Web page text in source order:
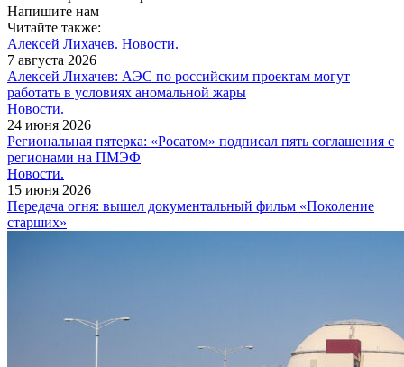
Напишите нам
Читайте также:
Алексей Лихачев. Новости.
7 августа 2026
Алексей Лихачев: АЭС по российским проектам могут
работать в условиях аномальной жары
Новости.
24 июня 2026
Региональная пятерка: «Росатом» подписал пять соглашения с
регионами на ПМЭФ
Новости.
15 июня 2026
Передача огня: вышел документальный фильм «Поколение
старших»